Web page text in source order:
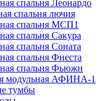
спальня Леонардо
спальня лючия
спальня МСП1
спальня Сакура
спальня Соната
спальня Фиеста
спальня Фьюжн
модульная АФИНА-1
тумбы